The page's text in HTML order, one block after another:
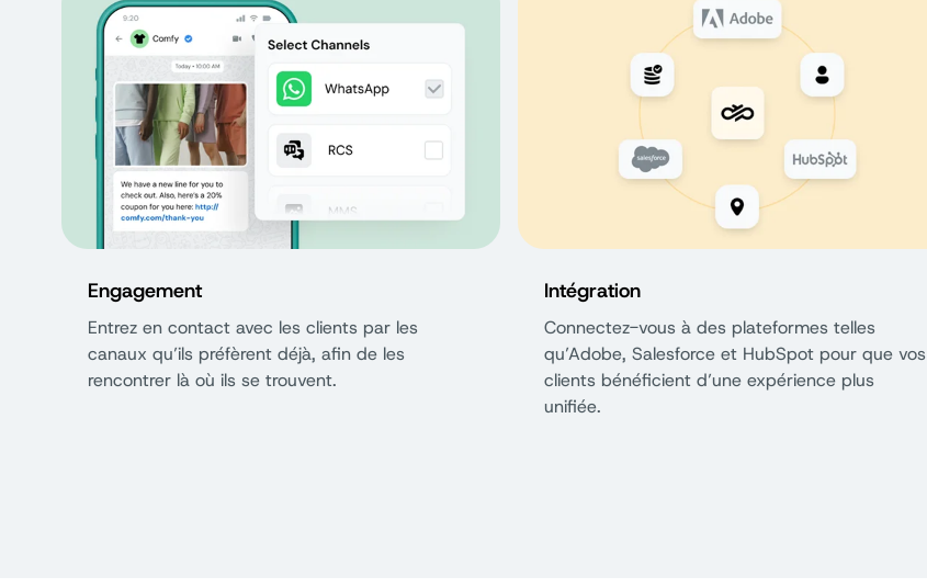
Engagement
Entrez en contact avec les clients par les
canaux qu’ils préfèrent déjà, afin de les
rencontrer là où ils se trouvent.
Intégration
Connectez-vous à des plateformes telles
qu’Adobe, Salesforce et HubSpot pour que vos
clients bénéficient d’une expérience plus
unifiée.